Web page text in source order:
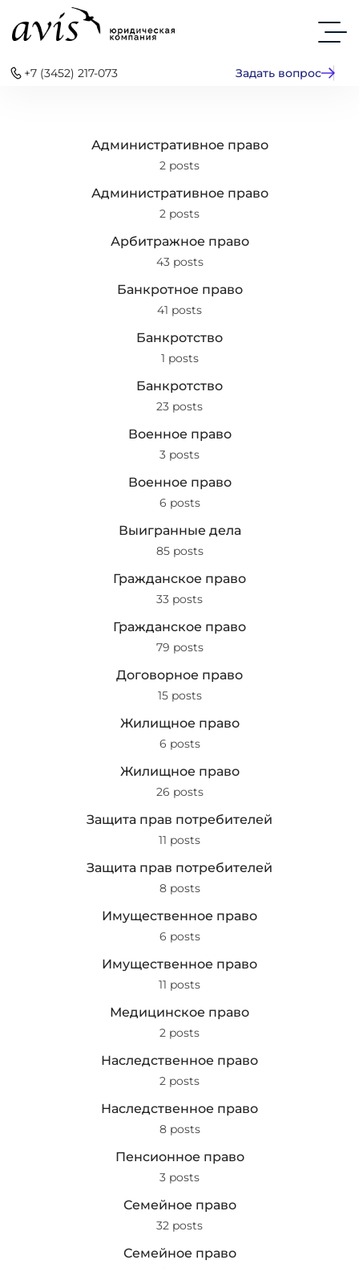
+7 (3452) 217-073 Задать вопрос
Административное право
2 posts
Административное право
2 posts
Арбитражное право
43 posts
Банкротное право
41 posts
Банкротство
1 posts
Банкротство
23 posts
Военное право
3 posts
Военное право
6 posts
Выигранные дела
85 posts
Гражданское право
33 posts
Гражданское право
79 posts
Договорное право
15 posts
Жилищное право
6 posts
Жилищное право
26 posts
Защита прав потребителей
11 posts
Защита прав потребителей
8 posts
Имущественное право
6 posts
Имущественное право
11 posts
Медицинское право
2 posts
Наследственное право
2 posts
Наследственное право
8 posts
Пенсионное право
3 posts
Семейное право
32 posts
Семейное право